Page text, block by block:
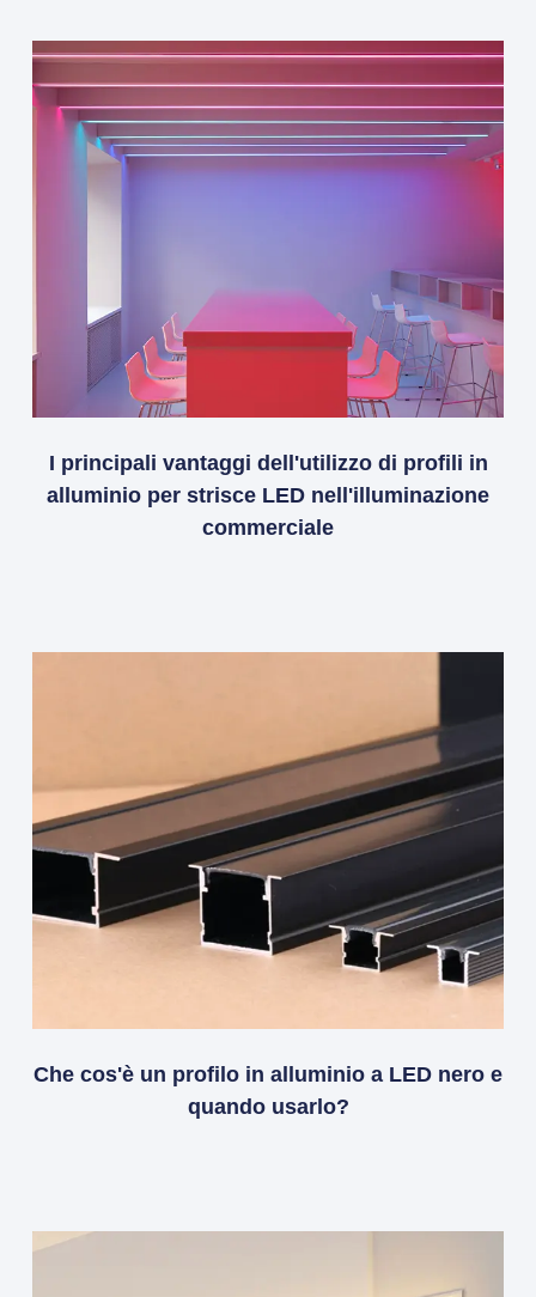
I principali vantaggi dell'utilizzo di profili in
alluminio per strisce LED nell'illuminazione
commerciale
Che cos'è un profilo in alluminio a LED nero e
quando usarlo?